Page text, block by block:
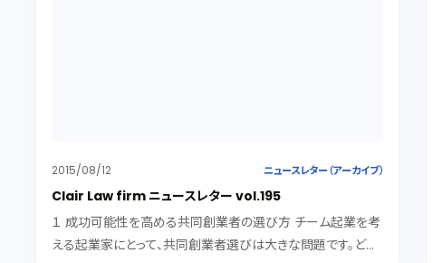
2015/08/12 ニュースレター（アーカイブ）
Clair Law firm ニュースレター vol.195
１ 成功可能性を高める共同創業者の選び方 チーム起業を考
える起業家にとって、共同創業者選びは大きな問題です。どの